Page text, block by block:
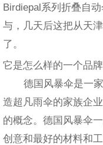
Birdiepal系列折叠自
与，几天后这把从天
了。
它是怎么样的一个品
德国风暴伞是一家
造超凡雨伞的家族企
的概念。德国风暴伞
创意和最好的材料和